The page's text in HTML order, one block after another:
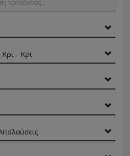
- Κρι